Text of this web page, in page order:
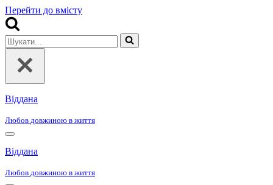
Перейти до вмісту
Шукати...
Віддана
Любов довжиною в життя
Меню
навігації
Віддана
Любов довжиною в життя